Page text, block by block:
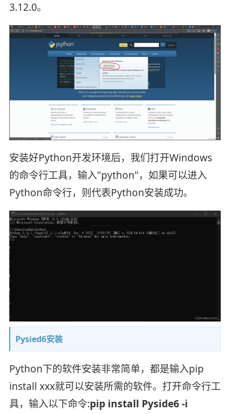
3.12.0。
安装好Python开发环境后，我们打开Windows
的命令行工具，输入"python"，如果可以进入
Python命令行，则代表Python安装成功。
Pysied6安装
Python下的软件安装非常简单，都是输入pip
install xxx就可以安装所需的软件。打开命令行工
具，输入以下命令:pip install Pyside6 -i